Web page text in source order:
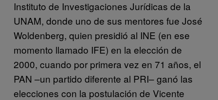
Instituto de Investigaciones Jurídicas de la
UNAM, donde uno de sus mentores fue José
Woldenberg, quien presidió al INE (en ese
momento llamado IFE) en la elección de
2000, cuando por primera vez en 71 años, el
PAN –un partido diferente al PRI– ganó las
elecciones con la postulación de Vicente